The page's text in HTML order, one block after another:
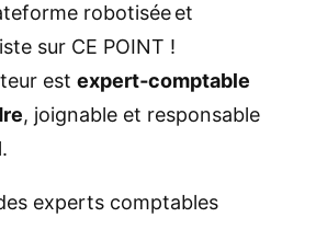
robotisée et
sur CE POINT !
est expert‑comptable
, joignable et responsable